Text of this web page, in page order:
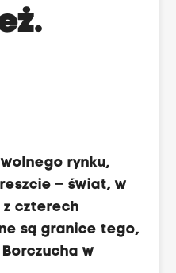
rynku,
– świat, w
z czterech
są granice tego,
w